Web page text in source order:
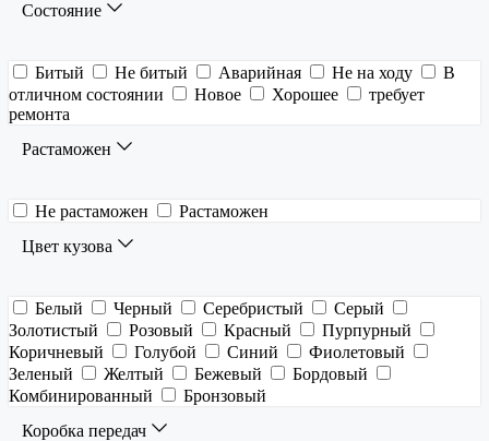
Состояние
Битый Не битый Аварийная Не на ходу
В
отличном состоянии
Новое Хорошее
требует
ремонта
Растаможен
Не растаможен
Растаможен
Цвет кузова
Белый Черный Серебристый
Серый
Золотистый
Розовый Красный
Пурпурный
Коричневый
Голубой Синий
Фиолетовый
Зеленый
Желтый Бежевый
Бордовый
Комбинированный
Бронзовый
Коробка передач